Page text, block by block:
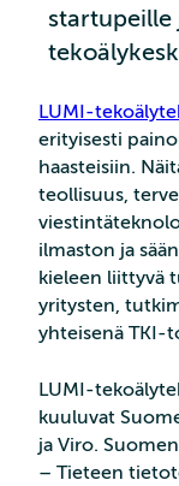
startupeille
LUMI-
erityisesti
haasteisiin.
teollisuus,
ilmaston ja
kieleen liittyvä
yritysten,
yhteisenä TKI-
LUMI-
kuuluvat
ja Viro.
– Tieteen